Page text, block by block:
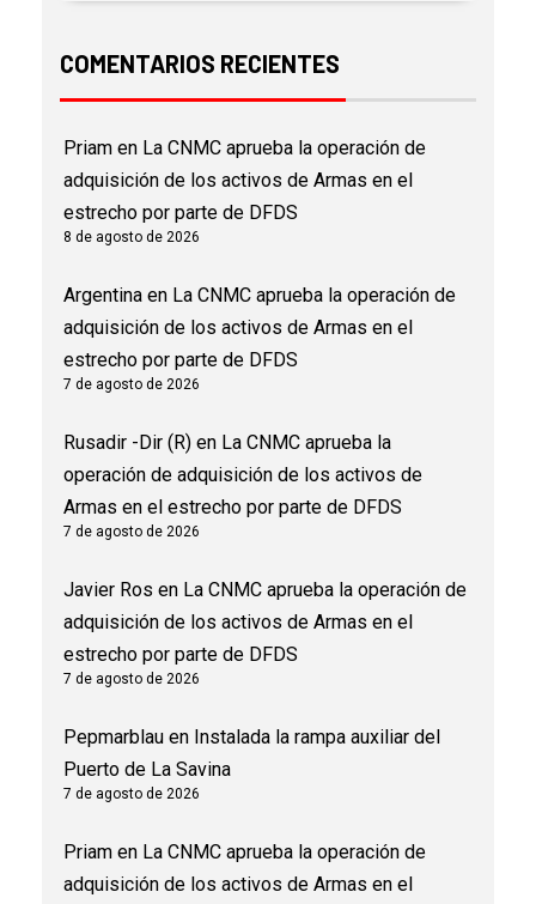
COMENTARIOS RECIENTES
Priam en La CNMC aprueba la operación de
adquisición de los activos de Armas en el
estrecho por parte de DFDS
8 de agosto de 2026
Argentina en La CNMC aprueba la operación de
adquisición de los activos de Armas en el
estrecho por parte de DFDS
7 de agosto de 2026
Rusadir -Dir (R) en La CNMC aprueba la
operación de adquisición de los activos de
Armas en el estrecho por parte de DFDS
7 de agosto de 2026
Javier Ros en La CNMC aprueba la operación de
adquisición de los activos de Armas en el
estrecho por parte de DFDS
7 de agosto de 2026
Pepmarblau en Instalada la rampa auxiliar del
Puerto de La Savina
7 de agosto de 2026
Priam en La CNMC aprueba la operación de
adquisición de los activos de Armas en el